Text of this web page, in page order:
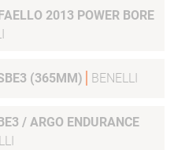
2013 POWER BORE
(365MM) BENELLI
/ ARGO ENDURANCE